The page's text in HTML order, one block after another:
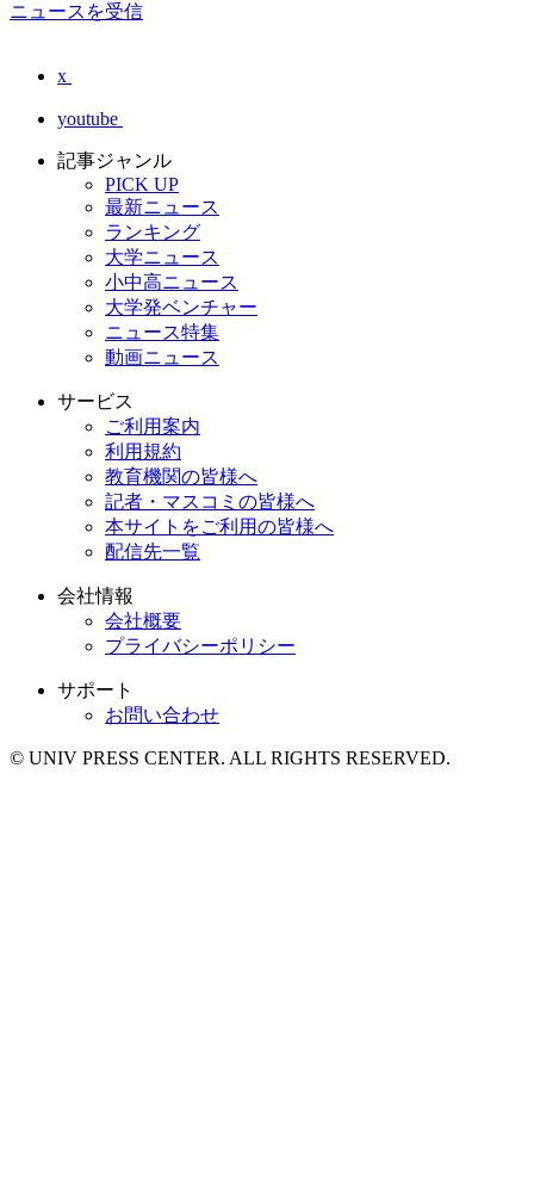
ニュースを受信
x
youtube
記事ジャンル
PICK UP
最新ニュース
ランキング
大学ニュース
小中高ニュース
大学発ベンチャー
ニュース特集
動画ニュース
サービス
ご利用案内
利用規約
教育機関の皆様へ
記者・マスコミの皆様へ
本サイトをご利用の皆様へ
配信先一覧
会社情報
会社概要
プライバシーポリシー
サポート
お問い合わせ
© UNIV PRESS CENTER. ALL RIGHTS RESERVED.